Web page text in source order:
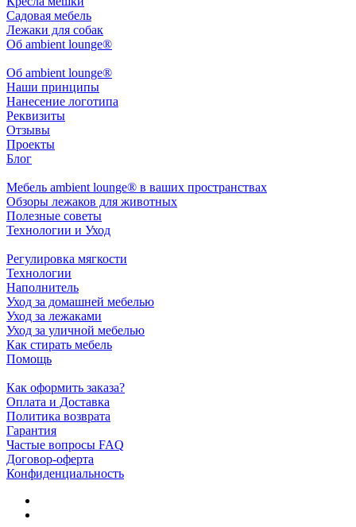
Садовая мебель
Лежаки для собак
Об ambient lounge®
Oб ambient lounge®
Наши принципы
Нанесение логотипа
Реквизиты
Отзывы
Проекты
Блог
Мебель ambient lounge® в ваших пространствах
Обзоры лежаков для животных
Полезные советы
Технологии и Уход
Регулировка мягкости
Технологии
Наполнитель
Уход за домашней мебелью
Уход за лежаками
Уход за уличной мебелью
Как стирать мебель
Помощь
Как оформить заказа?
Оплата и Доставка
Политика возврата
Гарантия
Частые вопросы FAQ
Договор-оферта
Конфиденциальность